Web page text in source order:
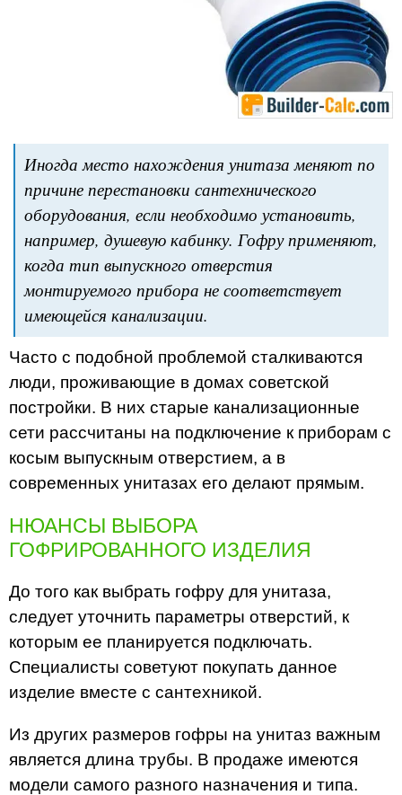
Иногда место нахождения унитаза меняют по
причине перестановки сантехнического
оборудования, если необходимо установить,
например, душевую кабинку. Гофру применяют,
когда тип выпускного отверстия
монтируемого прибора не соответствует
имеющейся канализации.
Часто с подобной проблемой сталкиваются
люди, проживающие в домах советской
постройки. В них старые канализационные
сети рассчитаны на подключение к приборам с
косым выпускным отверстием, а в
современных унитазах его делают прямым.
НЮАНСЫ ВЫБОРА
ГОФРИРОВАННОГО ИЗДЕЛИЯ
До того как выбрать гофру для унитаза,
следует уточнить параметры отверстий, к
которым ее планируется подключать.
Специалисты советуют покупать данное
изделие вместе с сантехникой.
Из других размеров гофры на унитаз важным
является длина трубы. В продаже имеются
модели самого разного назначения и типа.